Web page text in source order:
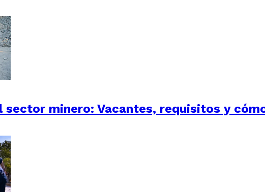
sector minero: Vacantes, requisitos y